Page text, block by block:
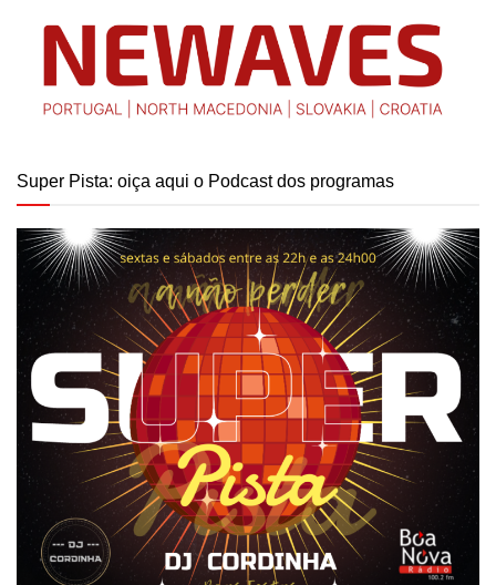
Super Pista: oiça aqui o Podcast dos programas